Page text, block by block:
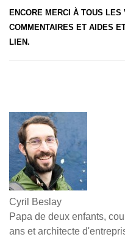
ENCORE MERCI À TOUS
COMMENTAIRES ET AIDES
LIEN.
Cyril Beslay
Papa de deux enfants,
ans et architecte